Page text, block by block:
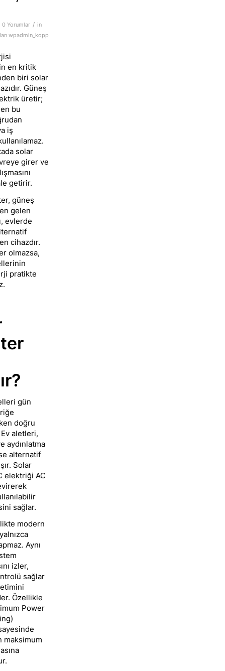
0 Yorumlar / in
wpadmin_kopp
en kritik
biri solar
Güneş
üretir;
bu
iş
solar
girer ve
getirir.
güneş
gelen
evlerde
cihazdır.
olmazsa,
pratikte
gün
doğru
aletleri,
aydınlatma
alternatif
Solar
elektriği AC
sağlar.
modern
Aynı
izler,
sağlar
Özellikle
Power
maksimum